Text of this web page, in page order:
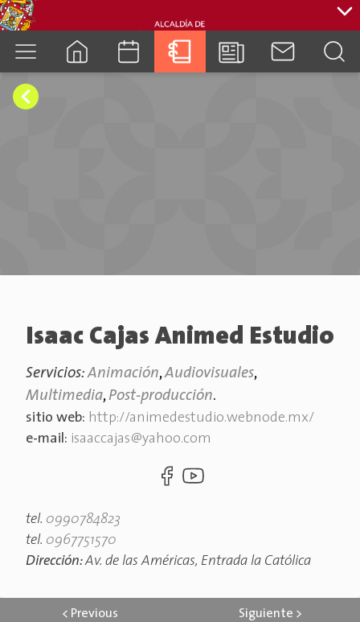
Isaac Cajas Animed Estudio
Servicios:Animación,Audiovisuales,
Multimedia, Post-producción.
sitio web: http://animedestudio.webnode.mx/
e-mail: isaaccajas@yahoo.com
tel. 0990784823
tel. 0967751570
Dirección:Av. de las Américas, Entrada la Católica
< Previous Siguiente >